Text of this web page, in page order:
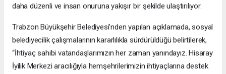
daha düzenli ve insan onuruna yakışır bir şekilde ulaştırılıyor.
Trabzon Büyükşehir Belediyesi’nden yapılan açıklamada, sosyal
belediyecilik çalışmalarının kararlılıkla sürdürüldüğü belirtilerek,
“İhtiyaç sahibi vatandaşlarımızın her zaman yanındayız. Hisaray
İyilik Merkezi aracılığıyla hemşehrilerimizin ihtiyaçlarına destek